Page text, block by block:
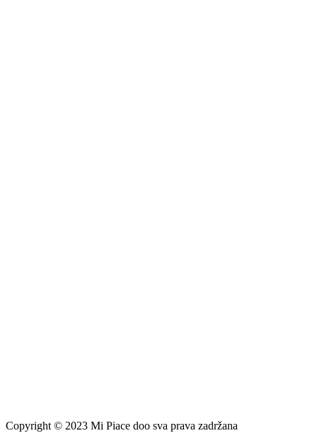
Copyright © 2023 Mi Piace doo sva prava zadržana